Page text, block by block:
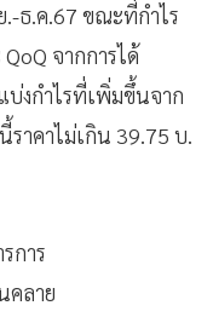
.-ธ.ค.67 ขณะที่กำไร
จากการได้
งกำไรที่เพิ่มขึ้นจาก
ราคาไม่เกิน 39.75 บ.
การ
คลาย